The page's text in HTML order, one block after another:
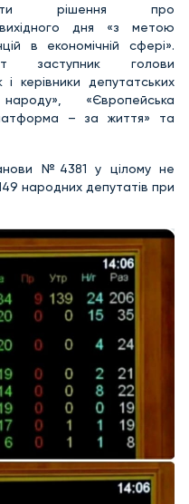
рішення про
дня «з метою
в економічній сфері».
заступник голови
керівники депутатських
«Європейська
– за життя» та
№4381 у цілому не
народних депутатів при